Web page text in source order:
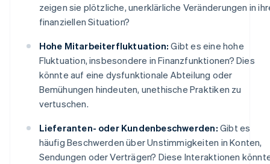
zeigen sie plötzliche, unerklärliche Veränderungen in
finanziellen Situation?
Hohe Mitarbeiterfluktuation: Gibt es eine hohe
Fluktuation, insbesondere in Finanzfunktionen? Dies
könnte auf eine dysfunktionale Abteilung oder
Bemühungen hindeuten, unethische Praktiken zu
vertuschen.
Lieferanten- oder Kundenbeschwerden: Gibt es
häufig Beschwerden über Unstimmigkeiten in Konten,
Sendungen oder Verträgen? Diese Interaktionen